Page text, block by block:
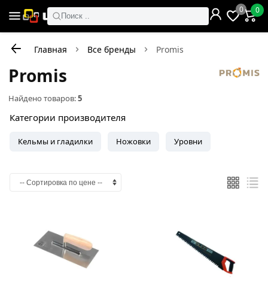
Поиск ..
0 0
Главная Все бренды Promis
Promis
Найдено товаров:5
Категории производителя
Кельмы и гладилки Ножовки Уровни